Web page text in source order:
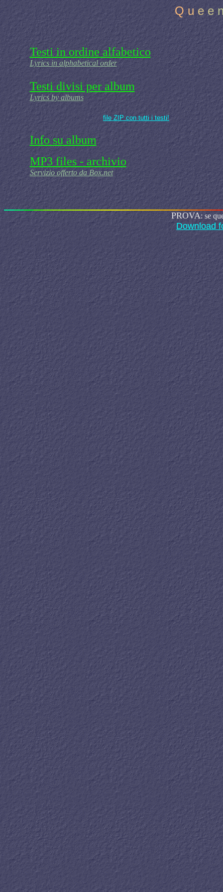
Q u e e
Testi in ordine alfabetico
Lyrics in alphabetical order
Testi divisi per album
Lyrics by albums
file ZIP con tutti i testi!
Info su album
MP3 files - archivio
Servizio offerto da Box.net
PROVA: se
Download